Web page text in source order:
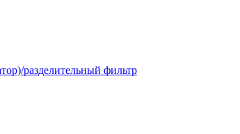
разделительный фильтр